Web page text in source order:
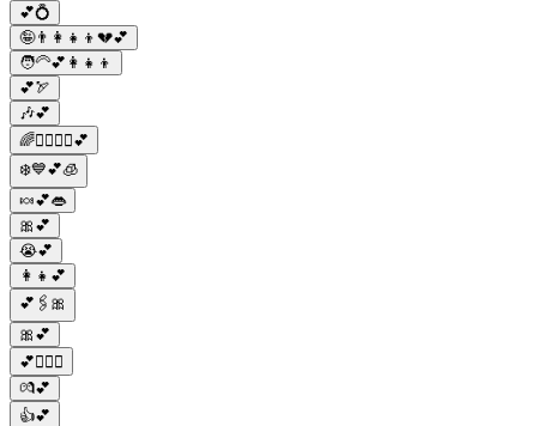
💕💍
🤪👨‍👩‍👧‍👦💔💕
🧑‍🦳💕👩‍👧‍👦
💕🏹
🎶💕
🌈👩‍❤️‍💋‍👩💕
❄️💙💕🧊
🍬💕👄
🎀💕
😭💕
👩‍👧💕
💕🖇🎀
🎀💕
💕👩‍❤️‍👨
💏💕
👍💕